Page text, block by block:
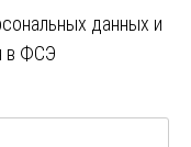
данных и
в ФСЭ